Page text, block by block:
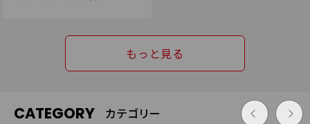
もっと見る
CATEGORY カテゴリー